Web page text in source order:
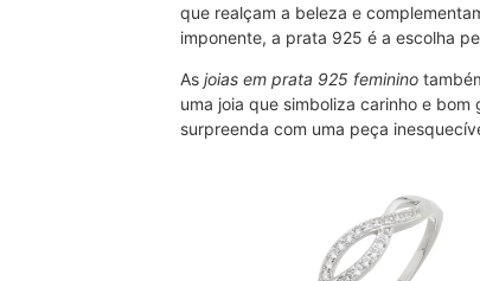
que realçam a beleza e
imponente, a prata 925 é a escolha
As joias em prata 925 feminino
uma joia que simboliza carinho e
surpreenda com uma peça